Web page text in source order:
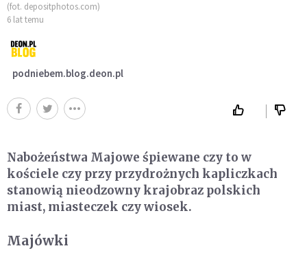
(fot. depositphotos.com)
6 lat temu
podniebem.blog.deon.pl
Nabożeństwa Majowe śpiewane czy to w
kościele czy przy przydrożnych kapliczkach
stanowią nieodzowny krajobraz polskich
miast, miasteczek czy wiosek.
Majówki